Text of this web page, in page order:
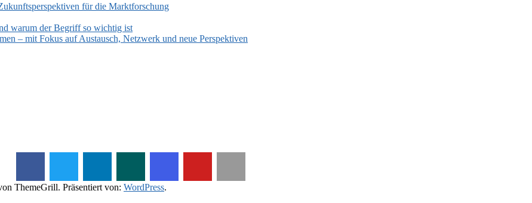
für die Marktforschung
warum der Begriff so wichtig ist
– mit Fokus auf Austausch, Netzwerk und neue Perspektiven
ThemeGrill. Präsentiert von: WordPress.